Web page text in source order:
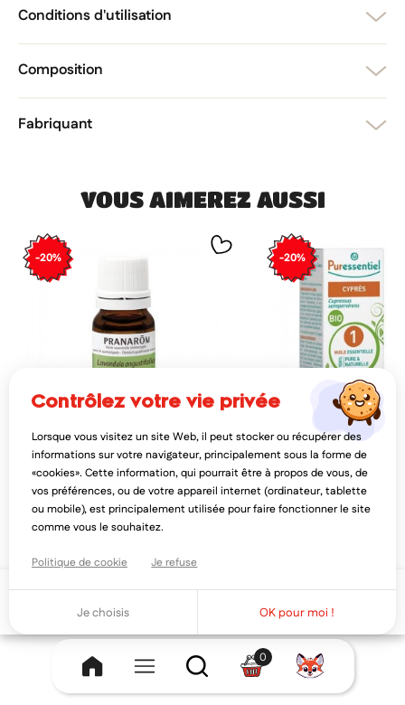
Conditions d'utilisation
Composition
Fabriquant
VOUS AIMEREZ AUSSI
-20%
PRANARÔM
pranarom lavande vraie huile
essentielle bio 10ml
11,84€
9,47€
AJOUTER AU PANIER
-20%
PURESSENTIEL
puressentiel cyprès
bio 10ml
7,28€
0
contrôlez votre vie privée
Lorsque vous visitez un site Web, il peut stocker ou récupérer des
informations sur votre navigateur, principalement sous la forme de
«cookies». Cette information, qui pourrait être à propos de vous, de
vos préférences, ou de votre appareil internet (ordinateur, tablette
ou mobile), est principalement utilisée pour faire fonctionner le site
comme vous le souhaitez.
Politique de cookie Je refuse
Je choisis OK pour moi !